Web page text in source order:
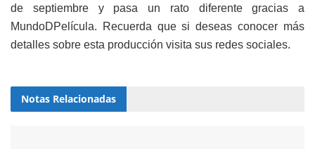
de septiembre y pasa un rato diferente gracias a
MundoDPelícula. Recuerda que si deseas conocer más
detalles sobre esta producción visita sus redes sociales.
Notas Relacionadas